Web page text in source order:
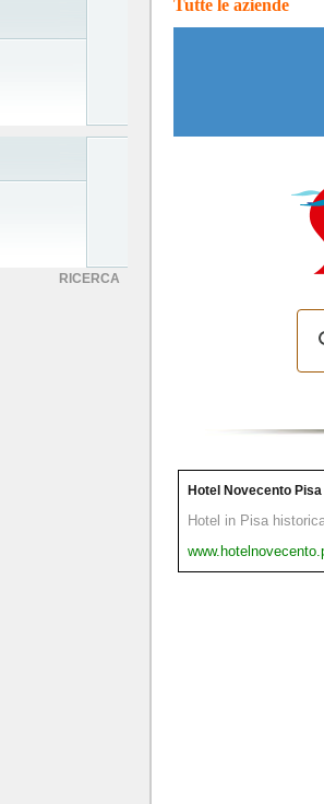
RICERCA
Tutte le aziende
Hotel Novecento Pisa
Hotel in Pisa